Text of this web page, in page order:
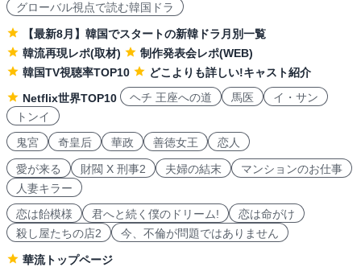
グローバル視点で読む韓国ドラ
【最新8月】韓国でスタートの新韓ドラ月別一覧
韓流再現レポ(取材)
制作発表会レポ(WEB)
韓国TV視聴率TOP10
どこよりも詳しい!キャスト紹介
Netflix世界TOP10
ヘチ 王座への道 馬医
イ・サン
トンイ
鬼宮
奇皇后 華政 善徳女王 恋人
愛が来る 財閥 X 刑事2 夫婦の結末
マンションのお仕事
人妻キラー
恋は飴模様
君へと続く僕のドリーム!
恋は命がけ
殺し屋たちの店2
今、不倫が問題ではありません
華流トップページ